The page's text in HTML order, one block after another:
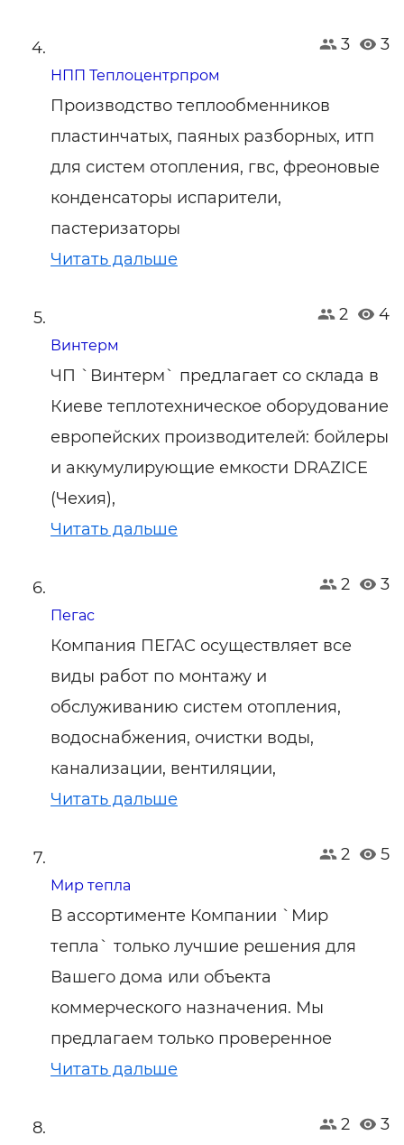
3 3
НПП Теплоцентрпром
Производство теплообменников
пластинчатых, паяных разборных, итп
для систем отопления, гвс, фреоновые
конденсаторы испарители,
пастеризаторы
Читать дальше
2 4
Винтерм
ЧП `Винтерм` предлагает со склада в
Киеве теплотехническое оборудование
европейских производителей: бойлеры
и аккумулирующие емкости DRAZICE
(Чехия),
Читать дальше
2 3
Пегас
Компания ПЕГАС осуществляет все
виды работ по монтажу и
обслуживанию систем отопления,
водоснабжения, очистки воды,
канализации, вентиляции,
Читать дальше
2 5
Мир тепла
В ассортименте Компании `Мир
тепла` только лучшие решения для
Вашего дома или объекта
коммерческого назначения. Мы
предлагаем только проверенное
Читать дальше
2 3